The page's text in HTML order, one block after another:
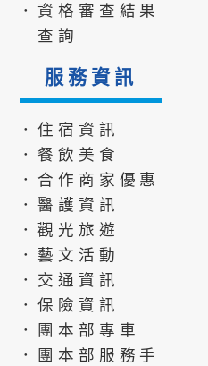
．資格審查結果
查詢
服務資訊
．住宿資訊
．餐飲美食
．合作商家優惠
．醫護資訊
．觀光旅遊
．藝文活動
．交通資訊
．保險資訊
．團本部專車
．團本部服務手